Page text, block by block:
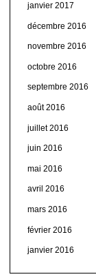
janvier 2017
décembre 2016
novembre 2016
octobre 2016
septembre 2016
août 2016
juillet 2016
juin 2016
mai 2016
avril 2016
mars 2016
février 2016
janvier 2016